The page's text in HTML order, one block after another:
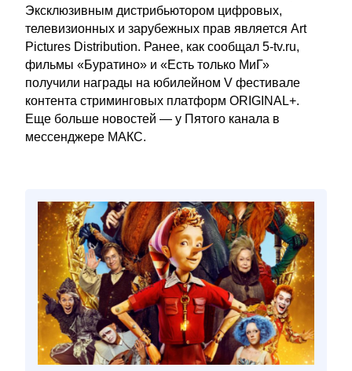
Эксклюзивным дистрибьютором цифровых,
телевизионных и зарубежных прав является Art
Pictures Distribution. Ранее, как сообщал 5-tv.ru,
фильмы «Буратино» и «Есть только МиГ»
получили награды на юбилейном V фестивале
контента стриминговых платформ ORIGINAL+.
Еще больше новостей — у Пятого канала в
мессенджере МАКС.